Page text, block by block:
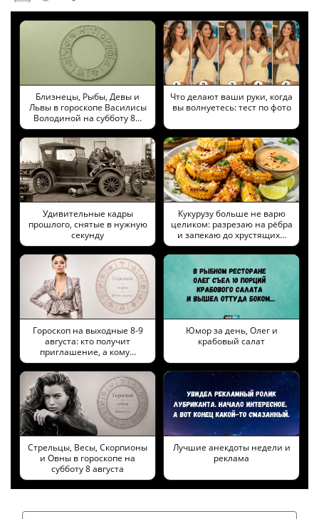
Близнецы, Рыбы, Девы и
Львы в гороскопе Василисы
Володиной на субботу 8…
Что делают ваши руки, когда
вы волнуетесь: тест по фото
Удивительные кадры
прошлого, снятые в нужную
секунду
Кукурузу больше не варю
целиком: разрезаю на рёбра
и запекаю до хрустящих…
Гороскоп на выходные 8-9
августа: кто получит
приглашение, а кому…
Юмор за день, Олег и
крабовый салат
Стрельцы, Весы, Скорпионы
и Овны в гороскопе на
субботу 8 августа
Лучшие анекдоты недели и
реклама